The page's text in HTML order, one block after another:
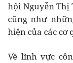
hội Nguyễn Thị
cũng như
hiện của các cơ
Về lĩnh vực